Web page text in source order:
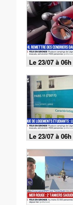
Le 23/07 à 06h
Le 23/07 à 06h